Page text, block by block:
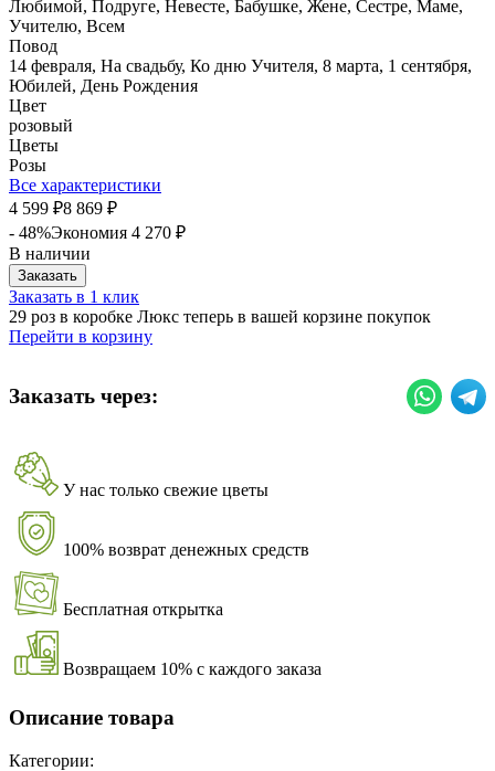
Любимой, Подруге, Невесте, Бабушке, Жене, Сестре, Маме,
Учителю, Всем
Повод
14 февраля, На свадьбу, Ко дню Учителя, 8 марта, 1 сентября,
Юбилей, День Рождения
Цвет
розовый
Цветы
Розы
Все характеристики
4 599 ₽8 869 ₽
- 48%Экономия 4 270 ₽
В наличии
Заказать
Заказать в 1 клик
29 роз в коробке Люкс теперь в вашей корзине покупок
Перейти в корзину
Заказать через:
У нас только свежие цветы
100% возврат денежных средств
Бесплатная открытка
Возвращаем 10% с каждого заказа
Описание товара
Категории: